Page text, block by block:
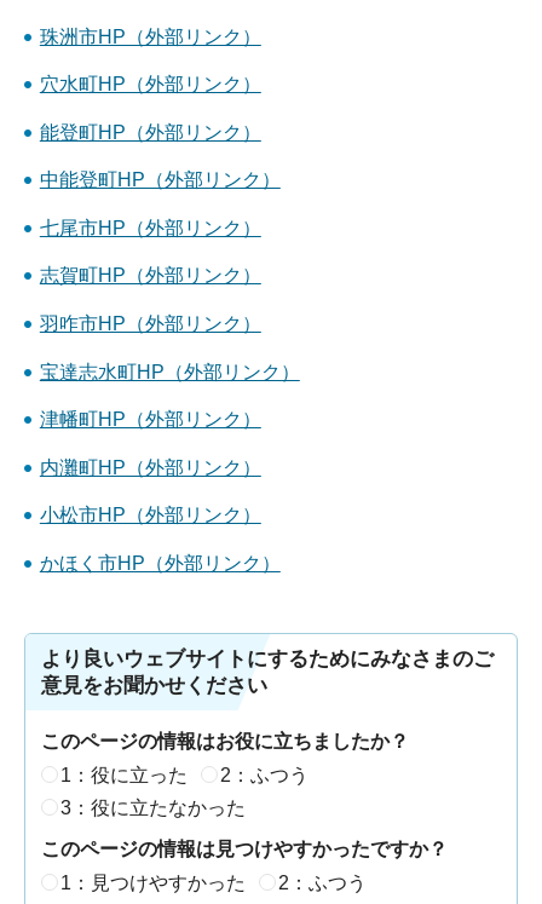
珠洲市HP（外部リンク）
穴水町HP（外部リンク）
能登町HP（外部リンク）
中能登町HP（外部リンク）
七尾市HP（外部リンク）
志賀町HP（外部リンク）
羽咋市HP（外部リンク）
宝達志水町HP（外部リンク）
津幡町HP（外部リンク）
内灘町HP（外部リンク）
小松市HP（外部リンク）
かほく市HP（外部リンク）
より良いウェブサイトにするためにみなさまのご
意見をお聞かせください
このページの情報はお役に立ちましたか？
1：役に立った
2：ふつう
3：役に立たなかった
このページの情報は見つけやすかったですか？
1：見つけやすかった
2：ふつう